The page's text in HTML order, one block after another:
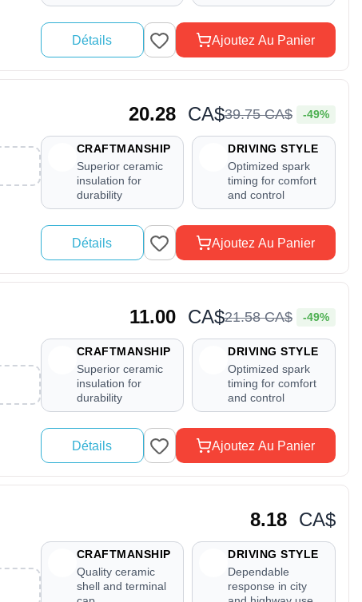
Détails Ajoutez Au Panier
20.28 CA$39.75CA$ -49%
CRAFTMANSHIP
Superior ceramic
insulation for
durability
DRIVING STYLE
Optimized spark
timing for comfort
and control
Détails Ajoutez Au Panier
11.00 CA$21.58CA$ -49%
CRAFTMANSHIP
Superior ceramic
insulation for
durability
DRIVING STYLE
Optimized spark
timing for comfort
and control
Détails Ajoutez Au Panier
8.18 CA$
CRAFTMANSHIP
Quality ceramic
shell and terminal
DRIVING STYLE
Dependable
response in city